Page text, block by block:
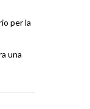
per la
una